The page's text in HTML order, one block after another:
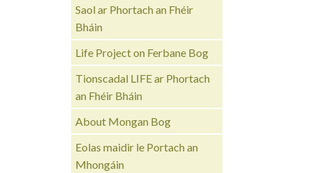
Saol ar Phortach an Fhéir
Bháin
Life Project on Ferbane Bog
Tionscadal LIFE ar Phortach
an Fhéir Bháin
About Mongan Bog
Eolas maidir le Portach an
Mhongáin